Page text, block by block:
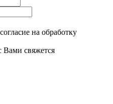
на обработку
Вами свяжется